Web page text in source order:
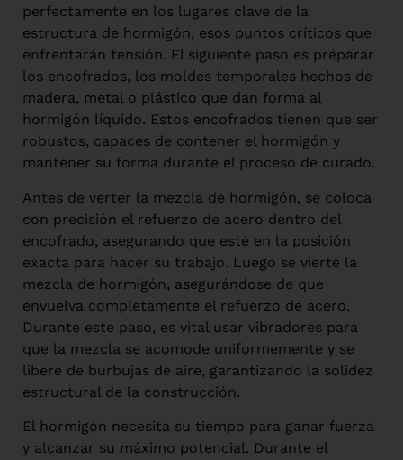
perfectamente en los lugares clave de la
estructura de hormigón, esos puntos críticos que
enfrentarán tensión. El siguiente paso es preparar
los encofrados, los moldes temporales hechos de
madera, metal o plástico que dan forma al
hormigón líquido. Estos encofrados tienen que ser
robustos, capaces de contener el hormigón y
mantener su forma durante el proceso de curado.
Antes de verter la mezcla de hormigón, se coloca
con precisión el refuerzo de acero dentro del
encofrado, asegurando que esté en la posición
exacta para hacer su trabajo. Luego se vierte la
mezcla de hormigón, asegurándose de que
envuelva completamente el refuerzo de acero.
Durante este paso, es vital usar vibradores para
que la mezcla se acomode uniformemente y se
libere de burbujas de aire, garantizando la solidez
estructural de la construcción.
El hormigón necesita su tiempo para ganar fuerza
y alcanzar su máximo potencial. Durante el